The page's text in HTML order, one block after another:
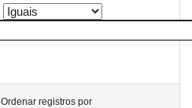
Ordenar registros por